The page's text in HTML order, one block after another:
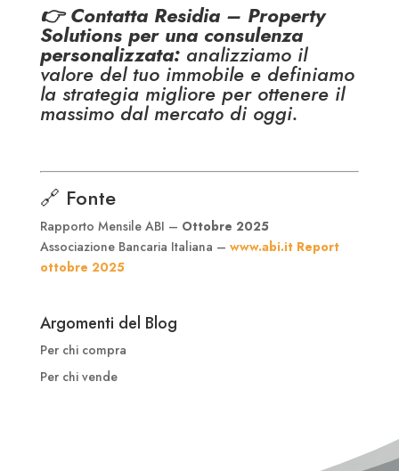
👉Contatta Residia – Property
Solutions per una consulenza
personalizzata: analizziamo il
valore del tuo immobile e definiamo
la strategia migliore per ottenere il
massimo dal mercato di oggi.
🔗 Fonte
Rapporto Mensile ABI – Ottobre 2025
Associazione Bancaria Italiana – www.abi.it Report
ottobre 2025
Argomenti del Blog
Per chi compra
Per chi vende